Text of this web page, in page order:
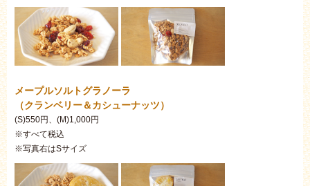
メープルソルトグラノーラ
（クランベリー＆カシューナッツ）
(S)550円、(M)1,000円
※すべて税込
※写真右はSサイズ